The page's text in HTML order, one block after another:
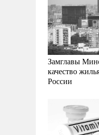
Замглавы
качество
России